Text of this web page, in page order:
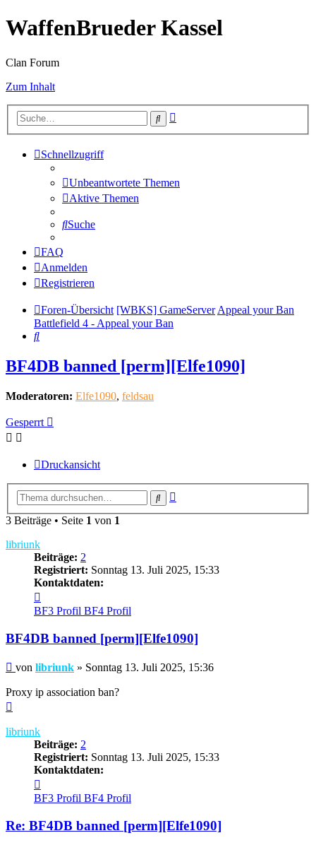
WaffenBrueder Kassel
Clan Forum
Zum Inhalt
Suche
Schnellzugriff
Unbeantwortete Themen
Aktive Themen
Suche
FAQ
Anmelden
Registrieren
Foren-Übersicht [WBKS] GameServerAppeal your Ban
Battlefield 4 - Appeal your Ban
Suche
BF4DB banned [perm][Elfe1090]
Moderatoren: Elfe1090, feldsau
Gesperrt
Druckansicht
Suche
3 Beiträge • Seite 1 von 1
libriunk
Beiträge: 2
Registriert: Sonntag 13. Juli 2025, 15:33
Kontaktdaten:
von
libriunk
BF3 Profil BF4 Profil
BF4DB banned [perm][Elfe1090]
Beitrag
von libriunk » Sonntag 13. Juli 2025, 15:36
Proxy ip association ban?
libriunk
Beiträge: 2
Registriert: Sonntag 13. Juli 2025, 15:33
Kontaktdaten:
von
libriunk
BF3 Profil BF4 Profil
Re: BF4DB banned [perm][Elfe1090]